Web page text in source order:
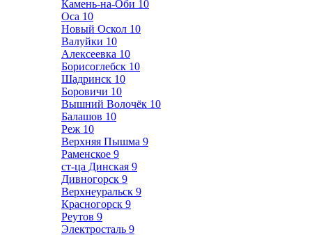
Камень-на-Оби 10
Оса 10
Новый Оскол 10
Валуйки 10
Алексеевка 10
Борисоглебск 10
Шадринск 10
Боровичи 10
Вышний Волочёк 10
Балашов 10
Реж 10
Верхняя Пышма 9
Раменское 9
ст-ца Динская 9
Дивногорск 9
Верхнеуральск 9
Красногорск 9
Реутов 9
Электросталь 9